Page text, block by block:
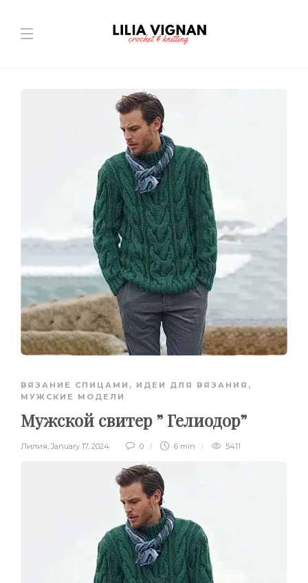
ВЯЗАНИЕ СПИЦАМИ , ИДЕИ ДЛЯ ВЯЗАНИЯ ,
МУЖСКИЕ МОДЕЛИ
Мужской свитер ” Гелиодор”
Лилия, January 17, 2024 0 6 min 5411